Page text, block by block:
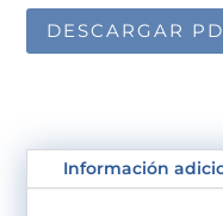
DESCARGAR
Información